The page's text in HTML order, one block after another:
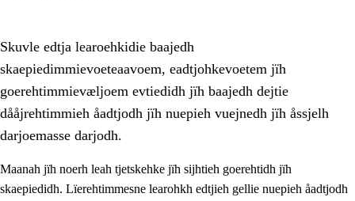
1.1 Almetjeaarvoe
Skuvle edtja learoehkidie baajedh
skaepiedimmievoeteaavoem, eadtjohkevoetem jïh
goerehtimmievæljoem evtiedidh jïh baajedh dejtie
dååjrehtimmieh åadtjodh jïh nuepieh vuejnedh jïh åssjelh
darjoemasse darjodh.
Maanah jïh noerh leah tjetskehke jïh sijhtieh goerehtidh jïh
skaepiedidh. Lïerehtimmesne learohkh edtjieh gellie nuepieh åadtjodh